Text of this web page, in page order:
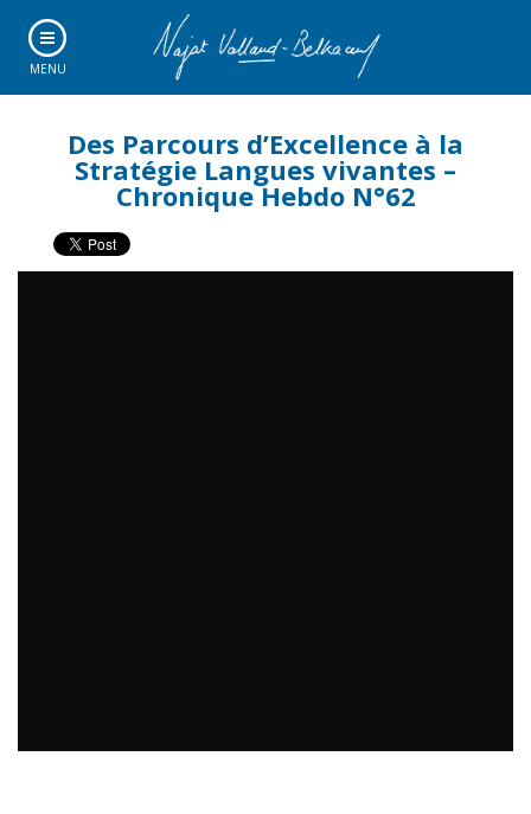
MENU
Des Parcours d’Excellence à la
Stratégie Langues vivantes –
Chronique Hebdo N°62